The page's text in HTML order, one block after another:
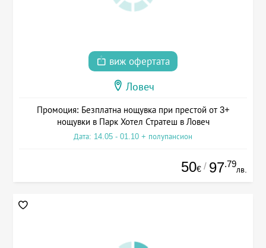
виж офертата
Ловеч
Промоция: Безплатна нощувка при престой от 3+
нощувки в Парк Хотел Стратеш в Ловеч
Дата: 14.05 - 01.10 + полупансион
50€ / 97.79
лв.